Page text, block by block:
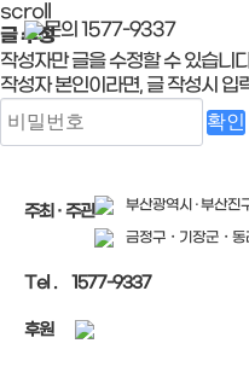
문의 1577-9337
scroll
글 수정
작성자만 글을 수정할 수 있습니
작성자 본인이라면, 글 작성시 입
주최 · 주관
부산광역시 · 부산진
금정구・기장군・
Tel . 1577-9337
후원